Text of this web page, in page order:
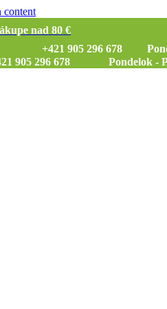
content
nad 80 €
+421 905 296 678
905 296 678 Pondelok -